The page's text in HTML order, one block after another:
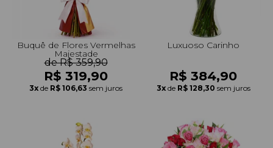
Buquê de Flores Vermelhas
Majestade
de R$ 359,90
R$ 319,90
3x de R$ 106,63 sem juros
Luxuoso Carinho
R$ 384,90
3x de R$ 128,30 sem juros